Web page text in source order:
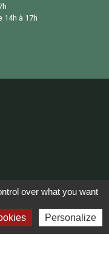
14h à 17h
over what you want
Personalize